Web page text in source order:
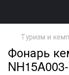
Туризм и
Фонарь